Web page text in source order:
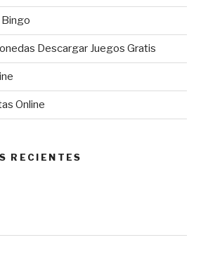
Bingo
Descargar Juegos Gratis
Online
RECIENTES